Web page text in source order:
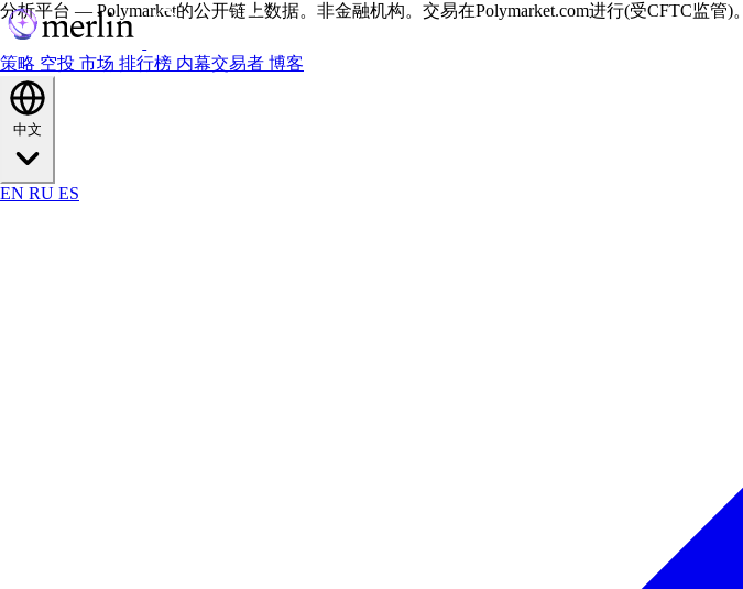
策略 空投 市场 排行榜 内幕交易者 博客
EN RU ES
分析平台 — Polymarket的公开链上数据。非金融机构。交易在Polymarket.com进行(受CFTC监管)。